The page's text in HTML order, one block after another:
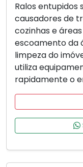
Ralos entupidos
causadores de
cozinhas e
escoamento da
limpeza do
utiliza
rapidamente o